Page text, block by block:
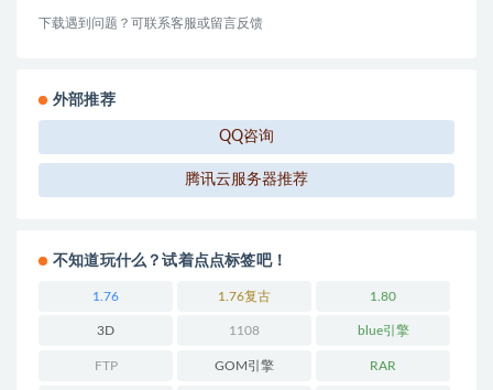
下载遇到问题？可联系客服或留言反馈
外部推荐
QQ咨询
腾讯云服务器推荐
不知道玩什么？试着点点标签吧！
1.76 1.76复古 1.80
3D 1108 blue引擎
FTP GOM引擎 RAR